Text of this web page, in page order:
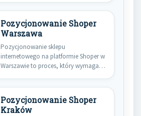
Pozycjonowanie Shoper
Warszawa
Pozycjonowanie sklepu
internetowego na platformie Shoper w
Warszawie to proces, który wymaga
Pozycjonowanie Shoper
Kraków